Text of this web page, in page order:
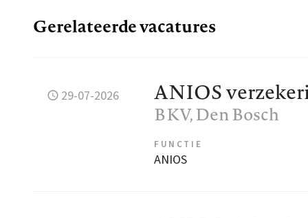
Gerelateerde vacatures
29-07-2026 ANIOS
BKV, Den Bosch
FUNCTIE
ANIOS